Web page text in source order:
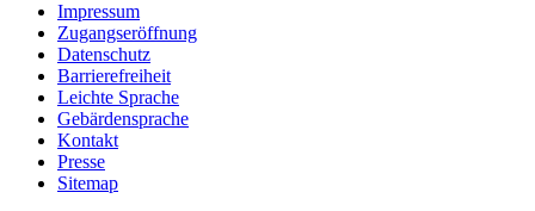
Impressum
Zugangseröffnung
Datenschutz
Barrierefreiheit
Leichte Sprache
Gebärdensprache
Kontakt
Presse
Sitemap